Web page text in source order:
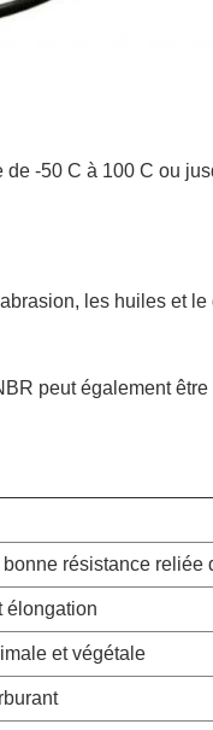
-50 C à 100 C ou
les huiles et
peut également
résistance reliée
élongation
et végétale